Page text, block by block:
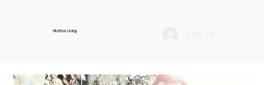
Vitaflow Living